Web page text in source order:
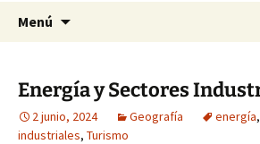
Menú
Energía y Sectores
2 junio, 2024 Geografía energía,
industriales, Turismo